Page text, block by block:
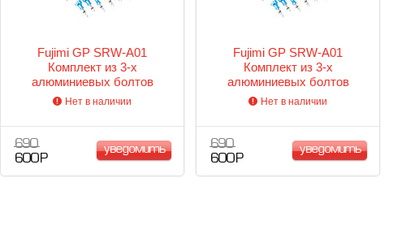
Fujimi GP SRW-A01
Комплект из 3-х
алюминиевых болтов
(Синий)
Нет в наличии
690
600 Р
уведомить
Fujimi GP SRW-A01
Комплект из 3-х
алюминиевых болтов
(Зеленый)
Нет в наличии
690
600 Р
уведомить